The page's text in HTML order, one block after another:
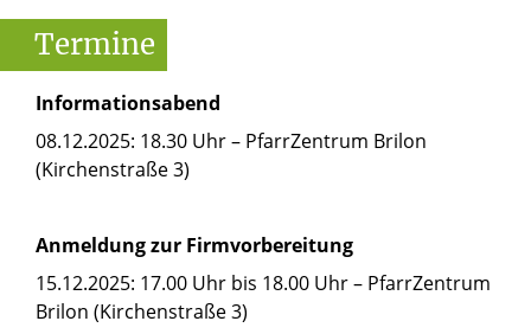
Wochenende wegfährt, muss mit
zusätzlichen Kosten rechnen.
E-
Mail:stadtkaplan.kiene@pastoralverbund-
brilon.de
Telefon: 02964 159310
E-Mail:kneumann@gmx.de
Termine
Informationsabend
08.12.2025: 18.30 Uhr – PfarrZentrum Brilon
(Kirchenstraße 3)
Anmeldung zur Firmvorbereitung
15.12.2025: 17.00 Uhr bis 18.00 Uhr – PfarrZentrum
Brilon (Kirchenstraße 3)